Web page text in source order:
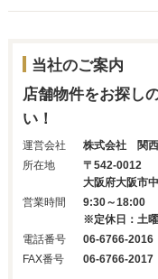
当社のご案内
店舗物件をお探し
い！
運営会社
株式会社 関西
所在地
〒542-0012
大阪府大阪市
営業時間
9:30～18:00
※定休日：土
電話番号
06-6766-2016
FAX番号
06-6766-2017